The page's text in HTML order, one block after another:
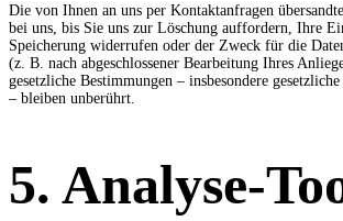
Die von Ihnen an uns per Kontaktanfragen
bei uns, bis Sie uns zur Löschung auffordern, Ihre
Speicherung widerrufen oder der Zweck für die
(z. B. nach abgeschlossener Bearbeitung Ihres
gesetzliche Bestimmungen – insbesondere
– bleiben unberührt.
5. Analyse-